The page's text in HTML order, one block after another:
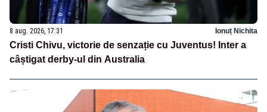
8 aug. 2026, 17:31 Ionuț Nichita
Cristi Chivu, victorie de senzație cu Juventus! Inter a
câștigat derby-ul din Australia